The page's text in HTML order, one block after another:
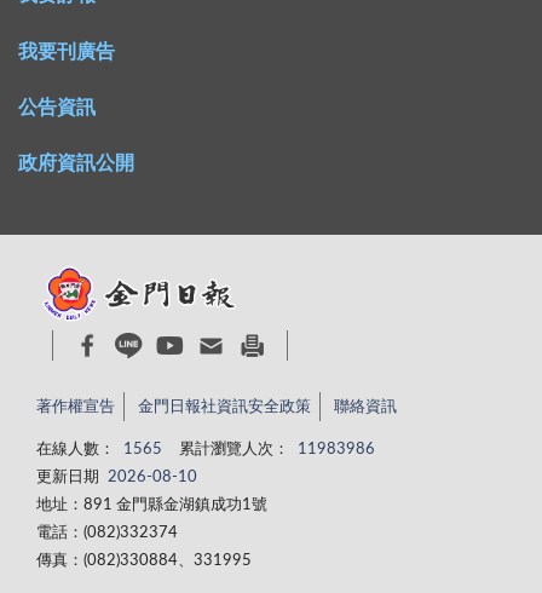
我要刊廣告
公告資訊
政府資訊公開
著作權宣告 金門日報社資訊安全政策 聯絡資訊
在線人數： 1565 累計瀏覽人次：
11983986
更新日期
2026-08-10
地址：891 金門縣金湖鎮成功1號
電話：(082)332374
傳真：(082)330884、331995